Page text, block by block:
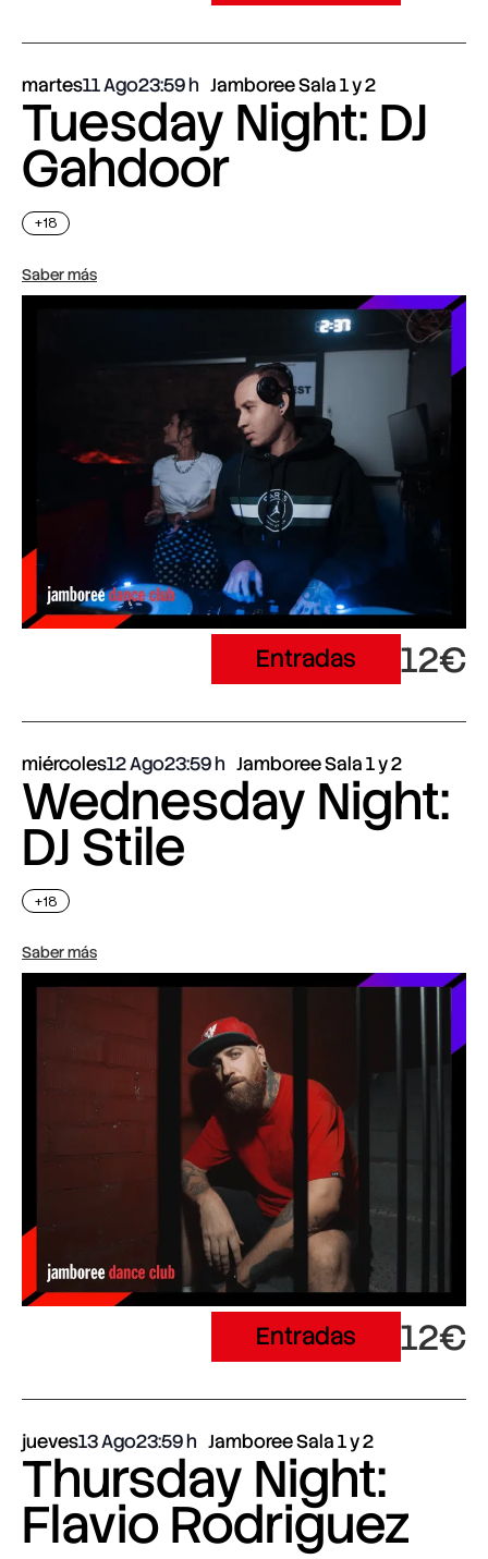
martes11 Ago23:59 Jamboree Sala 1 y 2
Tuesday Night: DJ
Gahdoor
+18
Saber más
Entradas 12€
miércoles12 Ago23:59 Jamboree Sala 1 y 2
Wednesday Night:
DJ Stile
+18
Saber más
Entradas 12€
jueves13 Ago23:59 Jamboree Sala 1 y 2
Thursday Night:
Flavio Rodriguez